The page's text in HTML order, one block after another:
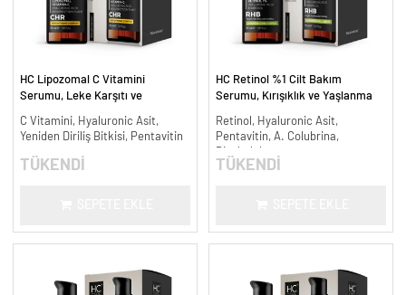
HC Lipozomal C Vitamini
Serumu, Leke Karşıtı ve
C Vitamini, Hyaluronic Asit,
Yeniden Diriliş Bitkisi, Pentavitin
TÜKENDİ
HC Retinol %1 Cilt Bakım
Serumu, Kırışıklık ve Yaşlanma
Retinol, Hyaluronic Asit,
Pentavitin, A. Colubrina,
Bisabolol
TÜKENDİ